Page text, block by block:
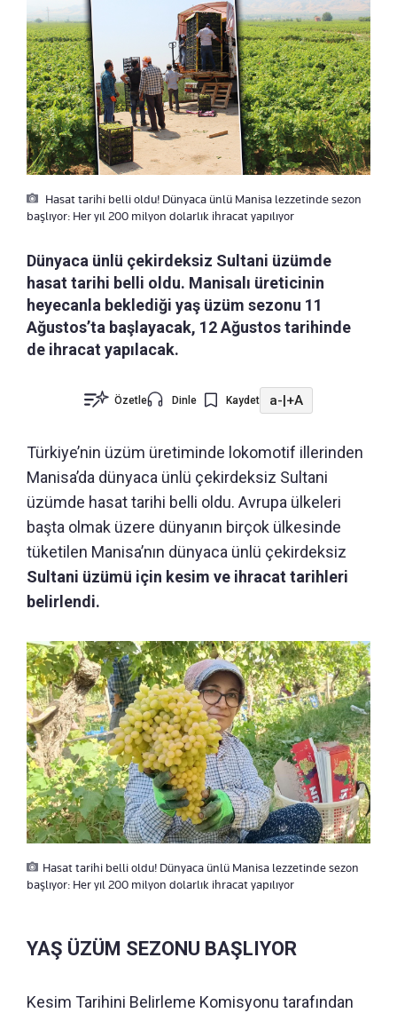
Hasat tarihi belli oldu! Dünyaca ünlü Manisa lezzetinde sezon
başlıyor: Her yıl 200 milyon dolarlık ihracat yapılıyor
Dünyaca ünlü çekirdeksiz Sultani üzümde
hasat tarihi belli oldu. Manisalı üreticinin
heyecanla beklediği yaş üzüm sezonu 11
Ağustos’ta başlayacak, 12 Ağustos tarihinde
de ihracat yapılacak.
Özetle Dinle Kaydet a-|+A
Türkiye’nin üzüm üretiminde lokomotif illerinden
Manisa’da dünyaca ünlü çekirdeksiz Sultani
üzümde hasat tarihi belli oldu. Avrupa ülkeleri
başta olmak üzere dünyanın birçok ülkesinde
tüketilen Manisa’nın dünyaca ünlü çekirdeksiz
Sultani üzümü için kesim ve ihracat tarihleri
belirlendi.
Hasat tarihi belli oldu! Dünyaca ünlü Manisa lezzetinde sezon
başlıyor: Her yıl 200 milyon dolarlık ihracat yapılıyor
YAŞ ÜZÜM SEZONU BAŞLIYOR
Kesim Tarihini Belirleme Komisyonu tarafından